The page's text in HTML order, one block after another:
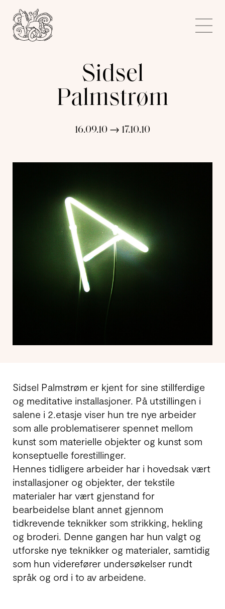
Kunstnerforbundet
Sidsel
Palmstrøm
16.09.10 → 17.10.10
Sidsel Palmstrøm er kjent for sine stillferdige
og meditative installasjoner. På utstillingen i
salene i 2.etasje viser hun tre nye arbeider
som alle problematiserer spennet mellom
kunst som materielle objekter og kunst som
konseptuelle forestillinger.
Hennes tidligere arbeider har i hovedsak vært
installasjoner og objekter, der tekstile
materialer har vært gjenstand for
bearbeidelse blant annet gjennom
tidkrevende teknikker som strikking, hekling
og broderi. Denne gangen har hun valgt og
utforske nye teknikker og materialer, samtidig
som hun viderefører undersøkelser rundt
språk og ord i to av arbeidene.